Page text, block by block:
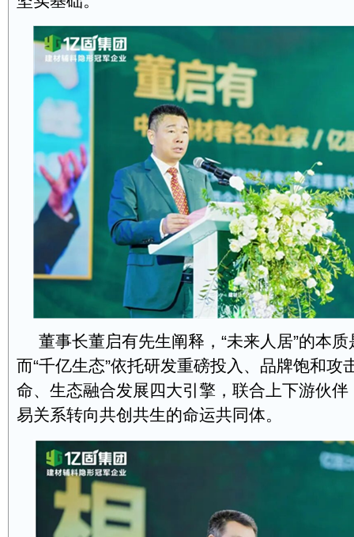
董事长董启有先生阐释，“未来人居”的本
而“千亿生态”依托研发重磅投入、品牌饱和攻
命、生态融合发展四大引擎，联合上下游伙
易关系转向共创共生的命运共同体。